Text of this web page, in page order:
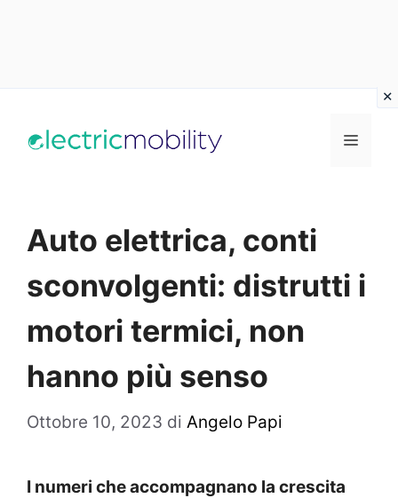
Menu
Auto elettrica, conti
sconvolgenti: distrutti i
motori termici, non
hanno più senso
Ottobre 10, 2023 di Angelo Papi
I numeri che accompagnano la crescita